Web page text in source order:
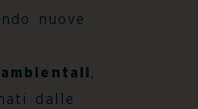
nuove
,
dalle